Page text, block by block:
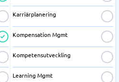
Karriärplanering
Kompensation Mgmt
Kompetensutveckling
Learning Mgmt